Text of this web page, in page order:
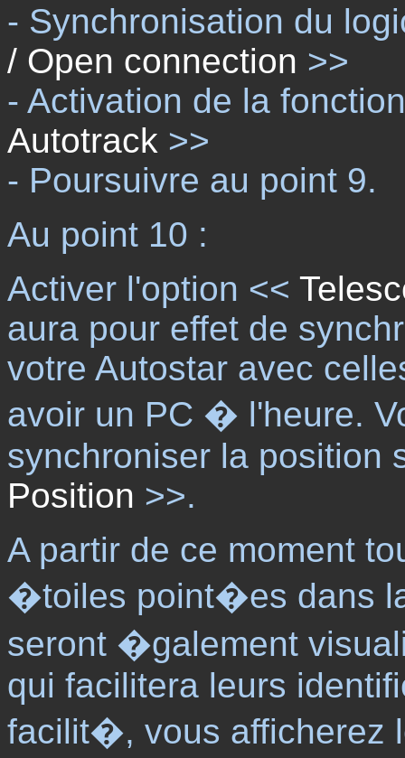
- Synchronisation du
/ Open connection >>
- Activation de la
Autotrack >>
- Poursuivre au point 9.
Au point 10 :
Activer l'option <<
aura pour effet de
votre Autostar avec
avoir un PC � l'heure.
synchroniser la position
Position >>.
A partir de ce moment
�toiles point�es dans
seront �galement
qui facilitera leurs
facilit�, vous afficherez